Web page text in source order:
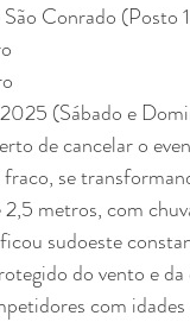
São Conrado
(Sábado e
de cancelar o
se
metros, com
sudoeste
do vento e
com